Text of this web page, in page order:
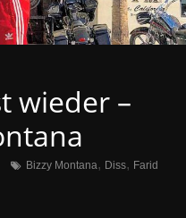
wieder –
Bizzy Montana, Diss, Farid